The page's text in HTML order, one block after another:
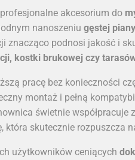
akcesorium do
nanoszeniu gęstej
znacząco podnosi jakość i
kostki brukowej czy
pracę bez konieczności
montaż i pełną
świetnie współpracuje
która skutecznie rozpuszcza
użytkowników ceniących